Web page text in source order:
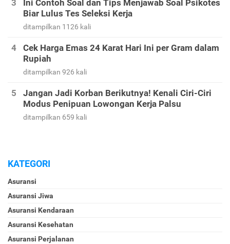
Ini Contoh Soal dan Tips Menjawab Soal Psikotes
Biar Lulus Tes Seleksi Kerja
ditampilkan 1126 kali
Cek Harga Emas 24 Karat Hari Ini per Gram dalam
Rupiah
ditampilkan 926 kali
Jangan Jadi Korban Berikutnya! Kenali Ciri-Ciri
Modus Penipuan Lowongan Kerja Palsu
ditampilkan 659 kali
KATEGORI
Asuransi
Asuransi Jiwa
Asuransi Kendaraan
Asuransi Kesehatan
Asuransi Perjalanan